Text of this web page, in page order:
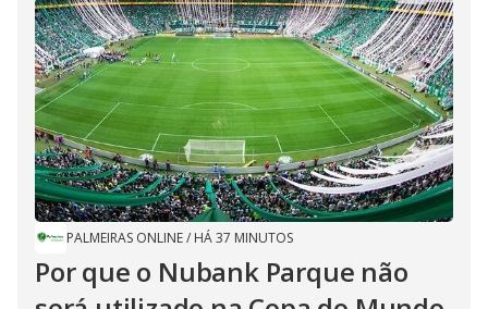
PALMEIRAS ONLINE/ HÁ 37 MINUTOS
Por que o Nubank Parque não